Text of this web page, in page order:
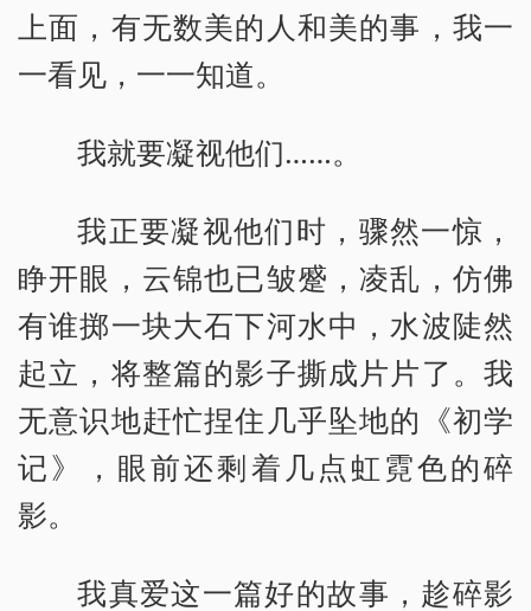
上面，有无数美的人和美的事，我一
一看见，一一知道。
我就要凝视他们……。
我正要凝视他们时，骤然一惊，
睁开眼，云锦也已皱蹙，凌乱，仿佛
有谁掷一块大石下河水中，水波陡然
起立，将整篇的影子撕成片片了。我
无意识地赶忙捏住几乎坠地的《初学
记》，眼前还剩着几点虹霓色的碎
影。
我真爱这一篇好的故事，趁碎影